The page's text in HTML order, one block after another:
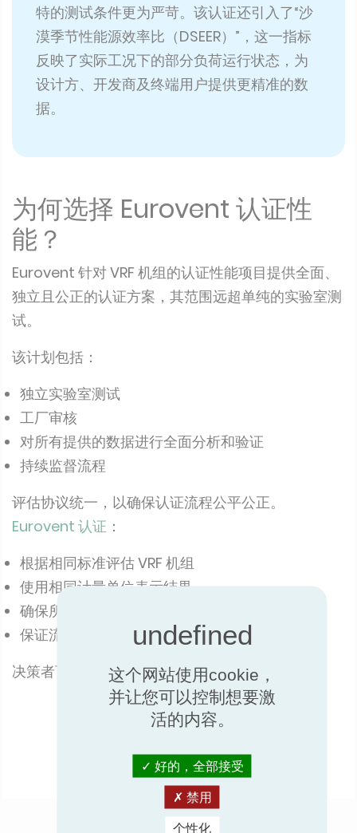
特的测试条件更为严苛。该认证还引入了“沙
漠季节性能源效率比（DSEER）”，这一指标
反映了实际工况下的部分负荷运行状态，为
设计方、开发商及终端用户提供更精准的数
据。
为何选择 Eurovent 认证性
能？
Eurovent 针对 VRF 机组的认证性能项目提供全面、
独立且公正的认证方案，其范围远超单纯的实验室测
试。
该计划包括：
独立实验室测试
工厂审核
对所有提供的数据进行全面分析和验证
持续监督流程
评估协议统一，以确保认证流程公平公正。
Eurovent 认证 ：
根据相同标准评估 VRF 机组
使用相同计量单位表示结果
确保所有产品执行相同流程
保证流程公正独立
决策者可通过公开目录直接比较数据。
搜索已认证的 VRF 机组
了解更多关于 VRF 计划的信息
这个网站使用cookie，
并让您可以控制想要激
活的内容。
好的，全部接受
禁用
个性化